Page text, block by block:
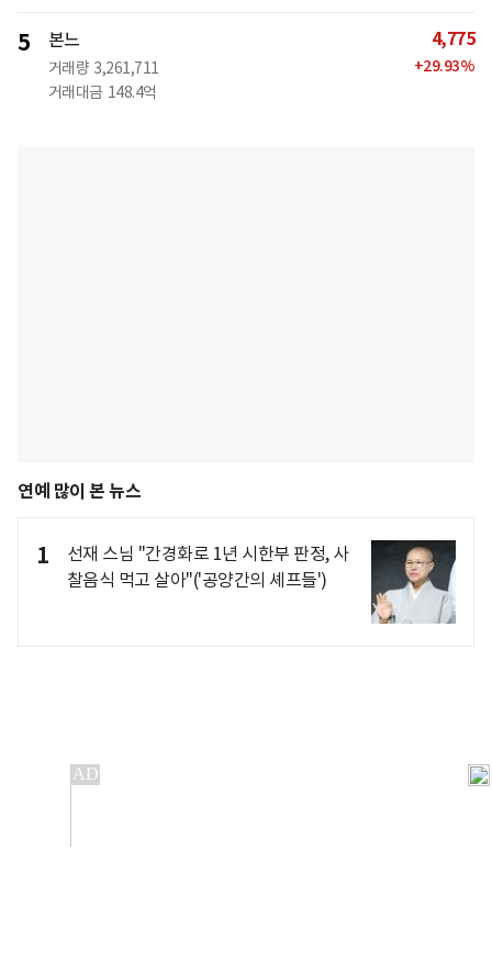
5 본느
거래량 3,261,711
거래대금 148.4억
4,775
+29.93%
연예 많이 본 뉴스
1
선재 스님 "간경화로 1년 시한부 판정, 사
찰음식 먹고 살아"('공양간의 셰프들')